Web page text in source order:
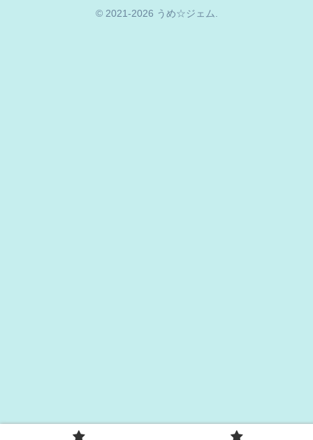
© 2021-2026 うめ☆ジェム.